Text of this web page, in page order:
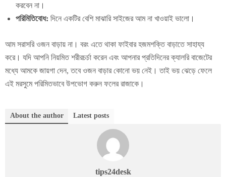
করবেন না।
পরিমিতিবোধ: দিনে একটির বেশি মাঝারি সাইজের আম না খাওয়াই ভালো।
আম সরাসরি ওজন বাড়ায় না। বরং এতে থাকা ফাইবার হজমশক্তি বাড়াতে সাহায্য
করে। যদি আপনি নিয়মিত শরীরচর্চা করেন এবং আপনার প্রতিদিনের ক্যালরি বাজেটের
মধ্যে আমকে জায়গা দেন, তবে ওজন বাড়ার কোনো ভয় নেই। তাই ভয় ঝেড়ে ফেলে
এই মরসুমে পরিমিতভাবে উপভোগ করুন ফলের রাজাকে।
About the author Latest posts
tips24desk